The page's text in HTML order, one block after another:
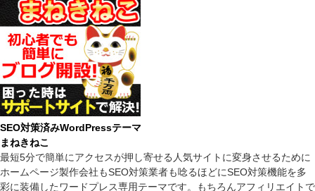
SEO対策済みWordPressテーマ
まねきねこ
最短5分で簡単にアクセスが押し寄せる人気サイトに変身させるために
ホームページ製作会社もSEO対策業者も唸るほどにSEO対策機能を多
彩に装備したワードプレス専用テーマです。もちろんアフィリエイトで